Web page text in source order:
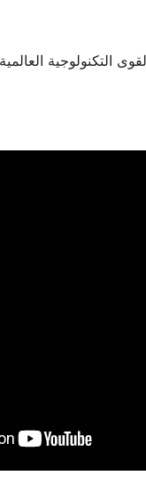
التكنولوجية